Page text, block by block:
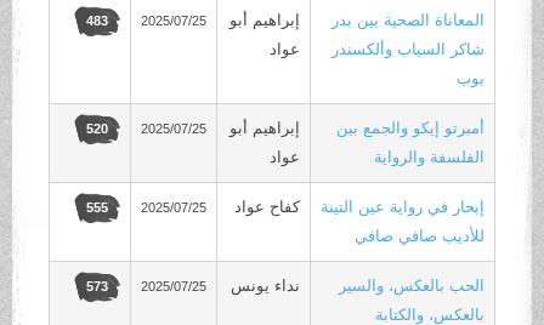
المعاناة الصحية بين بدر
شاكر السياب وألكسندر
بوب
إبراهيم أبو
عواد
2025/07/25
483
أمبرتو إيكو والجمع بين
الفلسفة والرواية
إبراهيم أبو
عواد
2025/07/25
520
إبحار في رواية عين التينة
للأديب صافي صافي
كفاح عواد 2025/07/25
555
الحب بالعكس، والسير
بالعكس، والكتابة
نداء يونس 2025/07/25
573